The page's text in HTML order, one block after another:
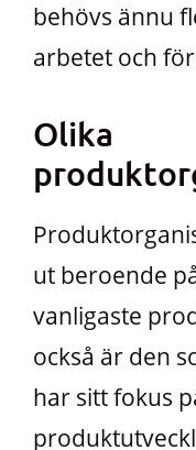
behövs ännu
arbetet och
Olika
ut beroende
vanligaste
också är den
har sitt fokus